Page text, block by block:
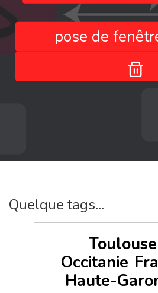
pose de
Quelque tags...
Toulouse
Occitanie
Haute-